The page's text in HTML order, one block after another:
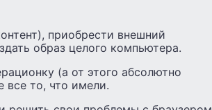
приобрести внешний
образ целого компьютера.
(а от этого абсолютно
все то, что имели.